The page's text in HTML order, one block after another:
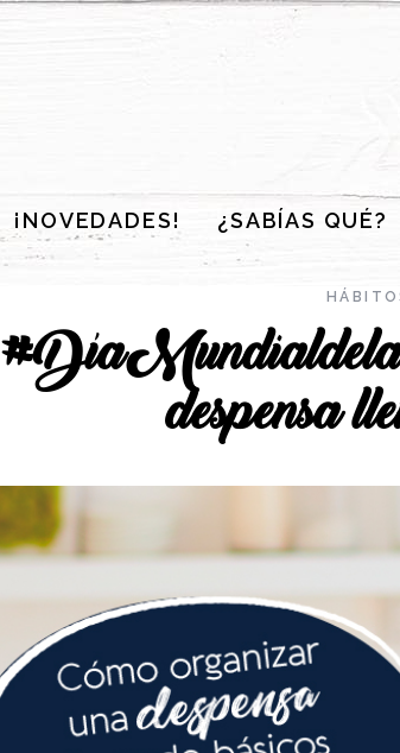
¡NOVEDADES! ¿SABÍAS QUÉ?
despensa